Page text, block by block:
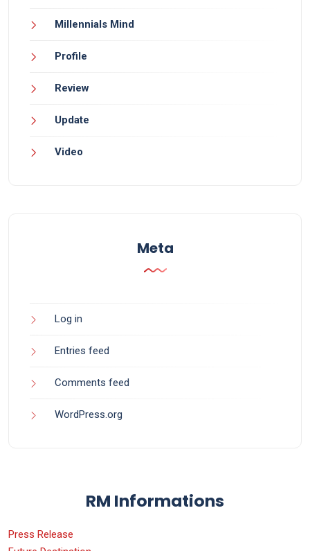
Millennials Mind
Profile
Review
Update
Video
Meta
Log in
Entries feed
Comments feed
WordPress.org
RM Informations
Press Release